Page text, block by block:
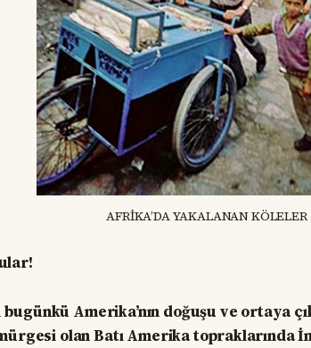
AFRİKA’DA YAKALANAN KÖLELER
Amerika’nın doğuşu ve ortaya
olan Batı Amerika topraklarında